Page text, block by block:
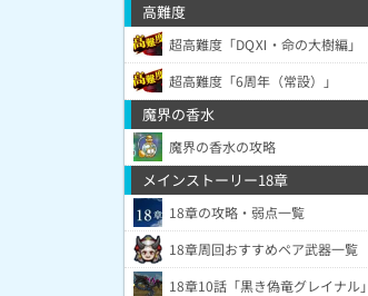
高難度
超高難度「DQⅪ・命の大樹編」
超高難度「6周年（常設）」
魔界の香水
魔界の香水の攻略
メインストーリー18章
18章の攻略・弱点一覧
18章周回おすすめペア武器一覧
18章10話「黒き偽竜グレイナル」